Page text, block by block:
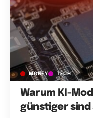
MONEY TECH
Warum KI-
günstiger sind